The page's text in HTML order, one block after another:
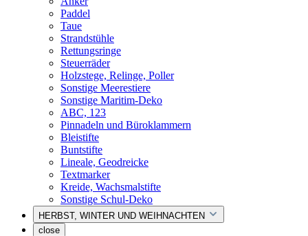
Paddel
Taue
Strandstühle
Rettungsringe
Steuerräder
Holzstege, Relinge, Poller
Sonstige Meerestiere
Sonstige Maritim-Deko
ABC, 123
Pinnadeln und Büroklammern
Bleistifte
Buntstifte
Lineale, Geodreicke
Textmarker
Kreide, Wachsmalstifte
Sonstige Schul-Deko
HERBST, WINTER UND WEIHNACHTEN
close